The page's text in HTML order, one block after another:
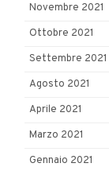
Novembre 2021
Ottobre 2021
Settembre 2021
Agosto 2021
Aprile 2021
Marzo 2021
Gennaio 2021